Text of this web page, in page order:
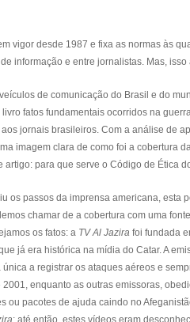
vigor desde 1987 e fixa as normas às
informação e entre jornalistas. Mas, isso
de comunicação do Brasil e do
fatos fundamentais ocorridos na
jornais brasileiros. Com a análise de
imagem clara de como foi a cobertura
para que serve o Código de Ética
os passos da imprensa americana, esta
chamar de a cobertura com uma
os fatos: a TV Al Jazira foi fundada
já era histórica na mídia do Catar. A
a registrar os ataques aéreos e
enquanto as outras emissoras,
ou pacotes de ajuda caindo no
; até então, estes vídeos eram